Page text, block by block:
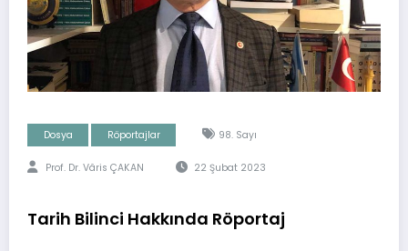
Dosya Röportajlar 98. Sayı
Prof. Dr. Vâris ÇAKAN 22 Şubat 2023
Tarih Bilinci Hakkında Röportaj